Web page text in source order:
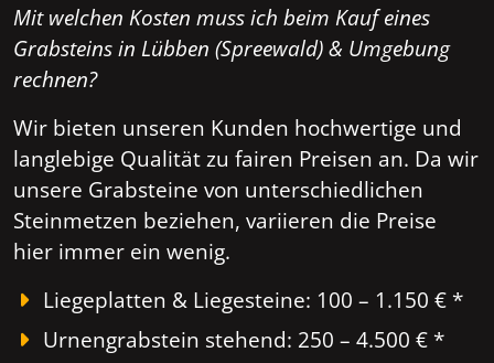
Mit welchen Kosten muss ich beim Kauf eines
Grabsteins in Lübben (Spreewald) & Umgebung
rechnen?
Wir bieten unseren Kunden hochwertige und
langlebige Qualität zu fairen Preisen an. Da wir
unsere Grabsteine von unterschiedlichen
Steinmetzen beziehen, variieren die Preise
hier immer ein wenig.
Liegeplatten & Liegesteine: 100 – 1.150 € *
Urnengrabstein stehend: 250 – 4.500 € *